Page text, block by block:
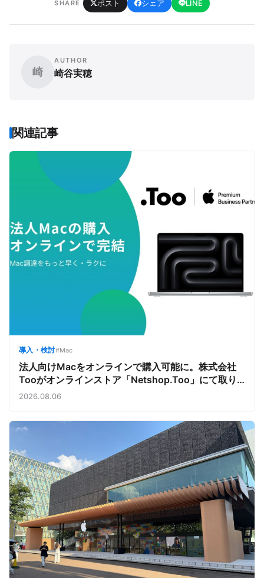
SHARE ポスト シェア LINE
崎
AUTHOR
崎谷実穂
関連記事
導入・検討#Mac
法人向けMacをオンラインで購入可能に。株式会社
Tooがオンラインストア「Netshop.Too」にて取り
扱いをスタート。デバイス調達の手間を減らし、スピ
2026.08.06